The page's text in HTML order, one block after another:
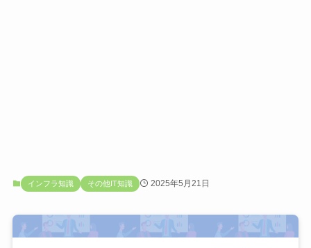
インフラ知識 その他IT知識 2025年5月21日